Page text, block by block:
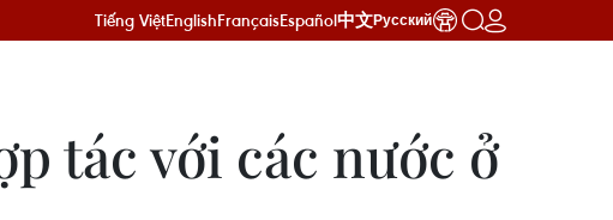
Tiếng ViệtEnglishFrançaisEspañol中文Русский
tác với các nước ở